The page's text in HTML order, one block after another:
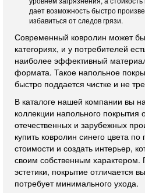
дает возможность быстро
избавиться от следов грязи.
Современный ковролин может
категориях, и у потребителей
наиболее эффективный
формата. Такое напольное
быстро поддается чистке и не
В каталоге нашей компании вы
коллекции напольного покрытия
отечественных и зарубежных
купить ковролин синего цвета по
стоимости и создать интерьер,
своим собственным
эстетики, покрытие отличается
потребует минимального ухода.